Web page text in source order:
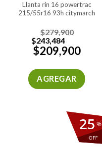
llanta rin 16 powertrac
215/55r16 93h citymarch
$279,900
$243,484
$209,900
AGREGAR
%
OFF
25